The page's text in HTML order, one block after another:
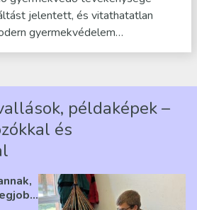
jelentett, és vitathatatlan
gyermekvédelem…
példaképek –
és